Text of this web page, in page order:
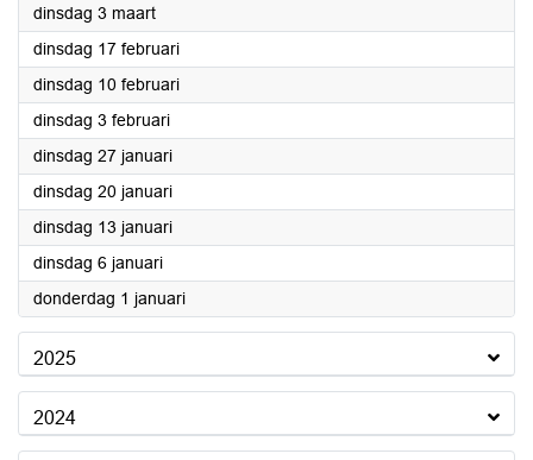
dinsdag 3 maart2026
dinsdag 17 februari2026
dinsdag 10 februari2026
dinsdag 3 februari2026
dinsdag 27 januari2026
dinsdag 20 januari2026
dinsdag 13 januari2026
dinsdag 6 januari2026
donderdag 1 januari2026
2025
2024